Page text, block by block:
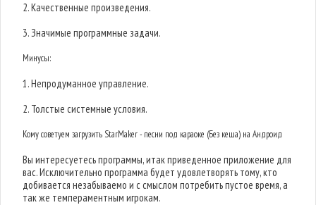
2. Качественные произведения.
3. Значимые программные задачи.
Минусы:
1. Непродуманное управление.
2. Толстые системные условия.
Кому советуем загрузить StarMaker - песни под караоке (Без кеша) на Андроид
Вы интересуетесь программы, итак приведенное приложение для
вас. Исключительно программа будет удовлетворять тому, кто
добивается незабываемо и с смыслом потребить пустое время, а
так же темпераментным игрокам.